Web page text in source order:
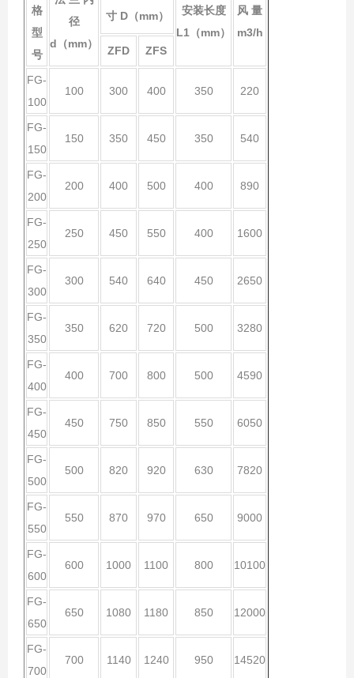
格
型
号
径
d（mm）
寸D（mm）
安装长度
L1 （mm）
风 量
m3/h
ZFD
ZFS
FG-
100
100 300 400 350 220
FG-
150
150 350 450 350 540
FG-
200
200 400 500 400 890
FG-
250
250 450 550 400 1600
FG-
300
300 540 640 450 2650
FG-
350
350 620 720 500 3280
FG-
400
400 700 800 500 4590
FG-
450
450 750 850 550 6050
FG-
500
500 820 920 630 7820
FG-
550
550 870 970 650 9000
FG-
600
600 1000 1100 800 10100
FG-
650
650 1080 1180 850 12000
FG-
700
700 1140 1240 950 14520